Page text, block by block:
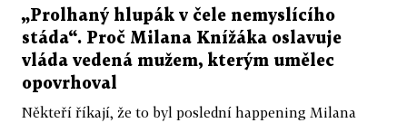
„Prolhaný hlupák v čele nemyslícího
stáda“. Proč Milana Knížáka oslavuje
vláda vedená mužem, kterým umělec
opovrhoval
Někteří říkají, že to byl poslední happening Milana